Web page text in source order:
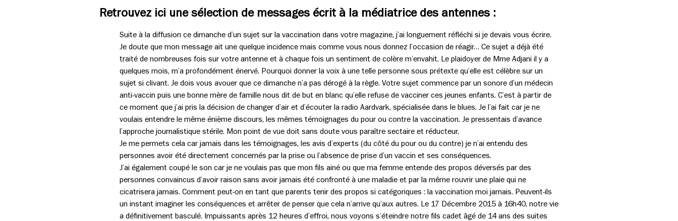
Retrouvez ici une sélection de messages écrit à la médiatrice des antennes :
Suite à la diffusion ce dimanche d’un sujet sur la vaccination dans votre magazine, j’ai longuement réfléchi si je devais vous écrire.
Je doute que mon message ait une quelque incidence mais comme vous nous donnez l’occasion de réagir… Ce sujet a déjà été
traité de nombreuses fois sur votre antenne et à chaque fois un sentiment de colère m’envahit. Le plaidoyer de Mme Adjani il y a
quelques mois, m’a profondément énervé. Pourquoi donner la voix à une telle personne sous prétexte qu’elle est célèbre sur un
sujet si clivant. Je dois vous avouer que ce dimanche n’a pas dérogé à la règle. Votre sujet commence par un sonore d’un médecin
anti-vaccin puis une bonne mère de famille nous dit de but en blanc qu’elle refuse de vacciner ces jeunes enfants. C’est à partir de
ce moment que j’ai pris la décision de changer d’air et d’écouter la radio Aardvark, spécialisée dans le blues. Je l’ai fait car je ne
voulais entendre le même énième discours, les mêmes témoignages du pour ou contre la vaccination. Je pressentais d’avance
l’approche journalistique stérile. Mon point de vue doit sans doute vous paraître sectaire et réducteur.
Je me permets cela car jamais dans les témoignages, les avis d’experts (du côté du pour ou du contre) je n’ai entendu des
personnes avoir été directement concernés par la prise ou l’absence de prise d’un vaccin et ses conséquences.
J’ai également coupé le son car je ne voulais pas que mon fils ainé ou que ma femme entende des propos déversés par des
personnes convaincus d’avoir raison sans avoir jamais été confronté à une maladie et par la même rouvrir une plaie qui ne
cicatrisera jamais. Comment peut-on en tant que parents tenir des propos si catégoriques : la vaccination moi jamais. Peuvent-ils
un instant imaginer les conséquences et arrêter de penser que cela n’arrive qu’aux autres. Le 17 Décembre 2015 à 16h40, notre vie
a définitivement basculé. Impuissants après 12 heures d’effroi, nous voyons s’éteindre notre fils cadet âgé de 14 ans des suites